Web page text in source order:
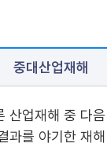
중대산업재해
산업재해 중 다
과를 야기한 재해